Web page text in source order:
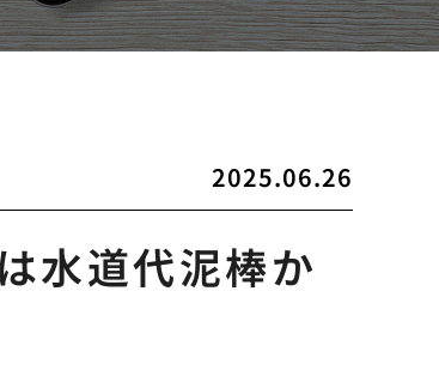
2025.06.26
水道代泥棒か